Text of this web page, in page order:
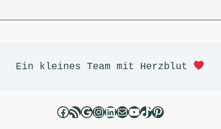
Ein kleines Team mit Herzblut